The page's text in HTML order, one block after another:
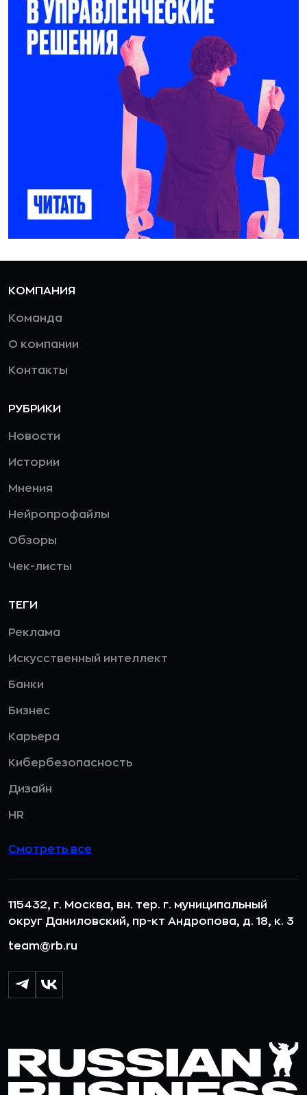
КОМПАНИЯ
Команда
О компании
Контакты
РУБРИКИ
Новости
Истории
Мнения
Нейропрофайлы
Обзоры
Чек-листы
ТЕГИ
Реклама
Искусственный интеллект
Банки
Бизнес
Карьера
Кибербезопасность
Дизайн
HR
Смотреть все
115432, г. Москва, вн. тер. г. муниципальный
округ Даниловский, пр-кт Андропова, д. 18, к. 3
team@rb.ru